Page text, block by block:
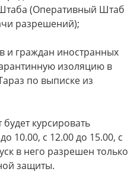
(Оперативный Штаб
разрешений);
и граждан иностранных
изоляцию в
по выписке из
курсировать
10.00, с 12.00 до 15.00, с
в него разрешен только
защиты.